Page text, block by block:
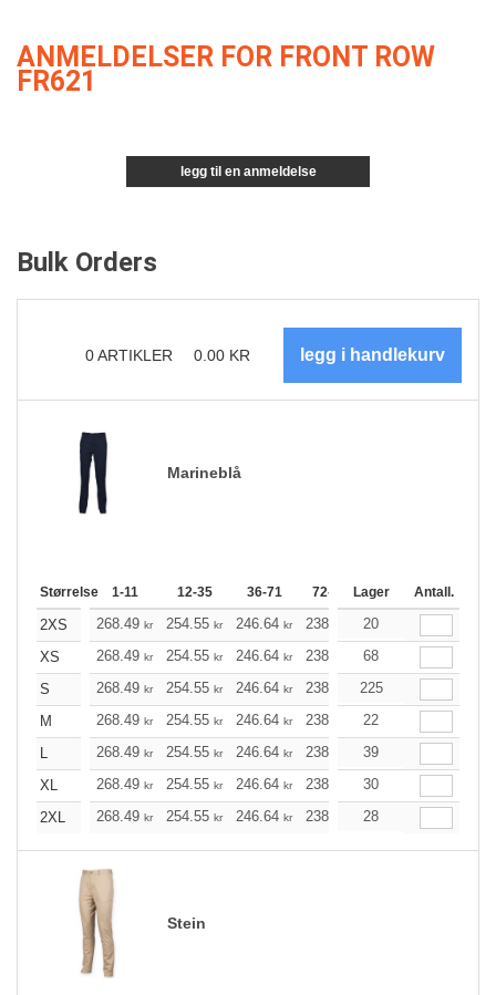
ANMELDELSER FOR FRONT ROW
FR621
legg til en anmeldelse
Bulk Orders
0ARTIKLER 0.00 KR
Marineblå
Størrelse 1-11 12-35 36-71 72-143 144-287
Lager Antall.
2XS 268.49 kr 254.55 kr 246.64 kr 238.72 226.79
20
XS
268.49 kr 254.55 kr 246.64 kr 238.72 226.79
68
S
268.49 kr 254.55 kr 246.64 kr 238.72 kr 226.79
225
M
268.49 kr 254.55 kr 246.64 kr 238.72 226.79
22
L
268.49 kr 254.55 kr 246.64 kr 238.72 226.79
39
XL
268.49 kr 254.55 kr 246.64 kr 238.72 226.79
30
2XL
268.49 kr 254.55 kr 246.64 kr 238.72 226.79
28
Stein